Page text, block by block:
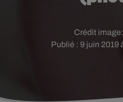
Publié : 9 juin 2019
Crédit image: